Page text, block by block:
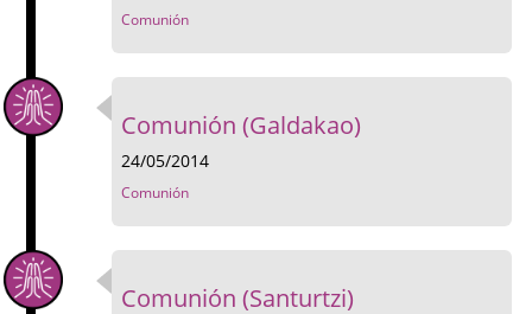
Comunión
Comunión (Galdakao)
24/05/2014
Comunión
Comunión (Santurtzi)